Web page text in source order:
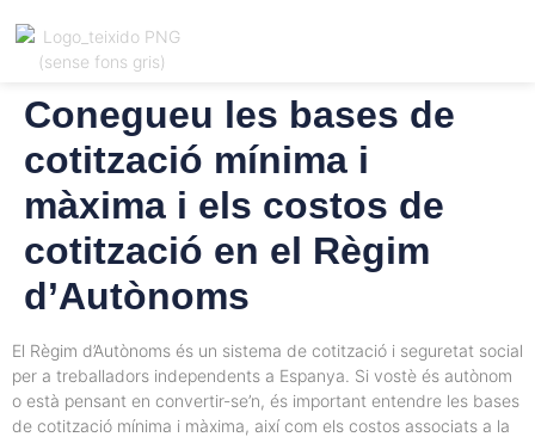
Registrar Català
Conegueu les bases de
cotització mínima i
màxima i els costos de
cotització en el Règim
d’Autònoms
El Règim d’Autònoms és un sistema de cotització i seguretat social
per a treballadors independents a Espanya. Si vostè és autònom
o està pensant en convertir-se’n, és important entendre les bases
de cotització mínima i màxima, així com els costos associats a la